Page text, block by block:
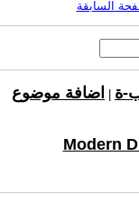
ة
اضافة موضوع
Modern